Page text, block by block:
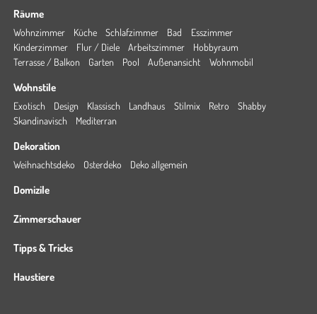
Räume
Wohnzimmer Küche Schlafzimmer Bad
Esszimmer
Kinderzimmer
Flur / Diele Arbeitszimmer
Hobbyraum
Terrasse / Balkon
Garten Pool Außenansicht Wohnmobil
Wohnstile
Exotisch Design Klassisch Landhaus Stilmix Retro
Shabby
Skandinavisch
Mediterran
Dekoration
Weihnachtsdeko Osterdeko Deko allgemein
Domizile
Zimmerschauer
Tipps & Tricks
Haustiere